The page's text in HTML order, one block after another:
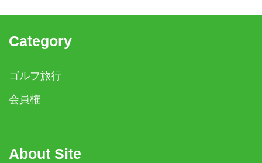
Category
ゴルフ旅行
会員権
About Site